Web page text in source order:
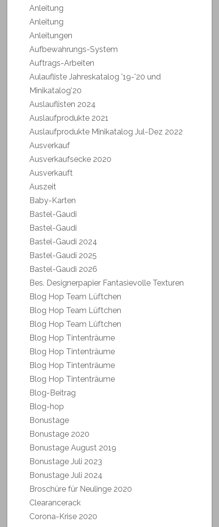
Anleitung
Anleitung
Anleitungen
Aufbewahrungs-System
Auftrags-Arbeiten
Aulaufliste Jahreskatalog '19-'20 und
Minikatalog'20
Auslauflisten 2024
Auslaufprodukte 2021
Auslaufprodukte Minikatalog Jul-Dez 2022
Ausverkauf
Ausverkaufsecke 2020
Ausverkauft
Auszeit
Baby-Karten
Bastel-Gaudi
Bastel-Gaudi
Bastel-Gaudi 2024
Bastel-Gaudi 2025
Bastel-Gaudi 2026
Bes. Designerpapier Fantasievolle Texturen
Blog Hop Team Lüftchen
Blog Hop Team Lüftchen
Blog Hop Team Lüftchen
Blog Hop Tintenträume
Blog Hop Tintenträume
Blog Hop Tintenträume
Blog Hop Tintenträume
Blog-Beitrag
Blog-hop
Bonustage
Bonustage 2020
Bonustage August 2019
Bonustage Juli 2023
Bonustage Juli 2024
Broschüre für Neulinge 2020
Clearancerack
Corona-Krise 2020